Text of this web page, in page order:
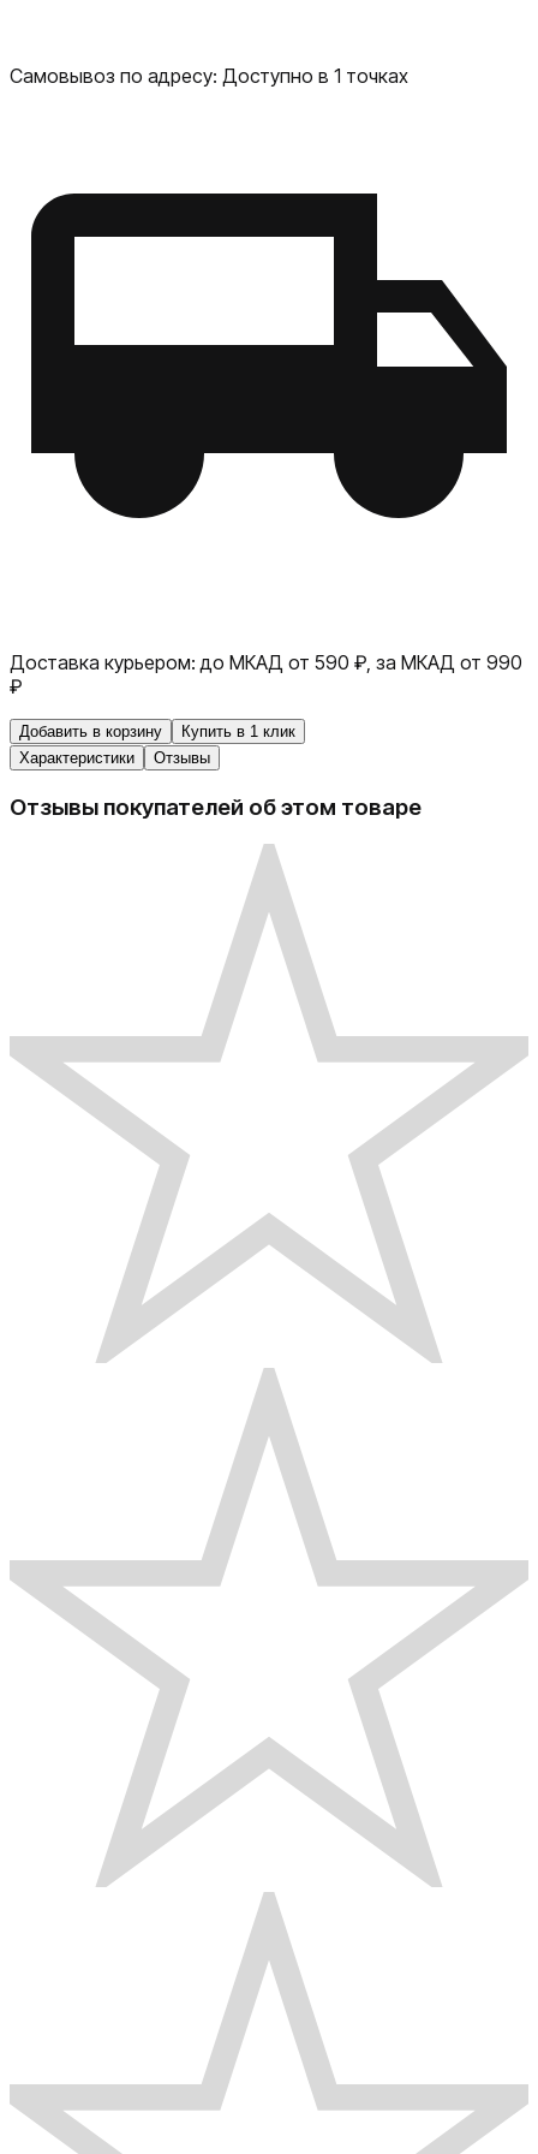
Самовывоз по адресу: Доступно в 1 точках
Доставка курьером: до МКАД от 590 ₽, за МКАД от 990
₽
Добавить в корзину
Купить в 1 клик
Характеристики
Отзывы
Отзывы покупателей об этом товаре